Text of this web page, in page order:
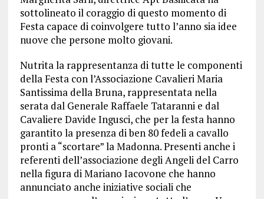
sottolineato il coraggio di questo momento di
Festa capace di coinvolgere tutto l’anno sia idee
nuove che persone molto giovani.
Nutrita la rappresentanza di tutte le componenti
della Festa con l’Associazione Cavalieri Maria
Santissima della Bruna, rappresentata nella
serata dal Generale Raffaele Tataranni e dal
Cavaliere Davide Ingusci, che per la festa hanno
garantito la presenza di ben 80 fedeli a cavallo
pronti a “scortare” la Madonna. Presenti anche i
referenti dell’associazione degli Angeli del Carro
nella figura di Mariano Iacovone che hanno
annunciato anche iniziative sociali che